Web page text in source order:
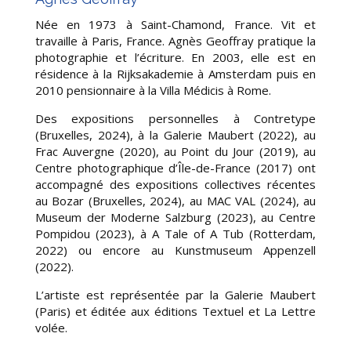
Née en 1973 à Saint-Chamond, France. Vit et
travaille à Paris, France.Agnès Geoffray pratique la
photographie et l’écriture. En 2003, elle est en
résidence à la Rijksakademie à Amsterdam puis en
2010 pensionnaire à la Villa Médicis à Rome.
Des expositions personnelles à Contretype
(Bruxelles, 2024), à la Galerie Maubert (2022), au
Frac Auvergne (2020), au Point du Jour (2019), au
Centre photographique d’Île-de-France (2017) ont
accompagné des expositions collectives récentes
au Bozar (Bruxelles, 2024), au MAC VAL (2024), au
Museum der Moderne Salzburg (2023), au Centre
Pompidou (2023), à A Tale of A Tub (Rotterdam,
2022) ou encore au Kunstmuseum Appenzell
(2022).
L’artiste est représentée par la Galerie Maubert
(Paris) et éditée aux éditions Textuel et La Lettre
volée.